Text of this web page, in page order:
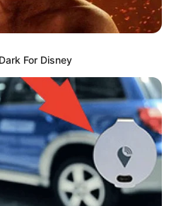
Acciones terroristas en
Norte de Santander:
evalúan acuartelamiento
de Policía y Ejército para el
7 de agosto
DISIDENCIAS DE LAS FARC
Golpe a las disidencias de
For Disney